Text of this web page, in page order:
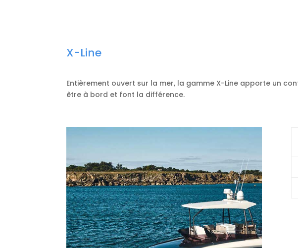
X-Line
Entièrement ouvert sur la mer, la gamme X-Line apporte un
être à bord et font la différence.